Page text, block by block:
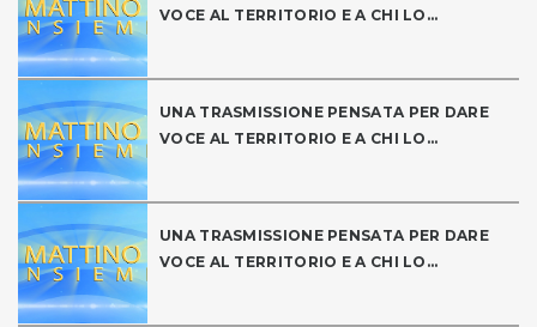
VOCE AL TERRITORIO E A CHI LO...
UNA TRASMISSIONE PENSATA PER DARE
VOCE AL TERRITORIO E A CHI LO...
UNA TRASMISSIONE PENSATA PER DARE
VOCE AL TERRITORIO E A CHI LO...